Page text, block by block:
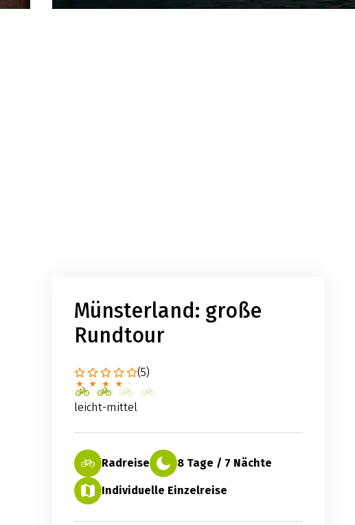
Münsterland: große
Rundtour
(5)
leicht-mittel
Radreise 8 Tage / 7 Nächte
Individuelle Einzelreise